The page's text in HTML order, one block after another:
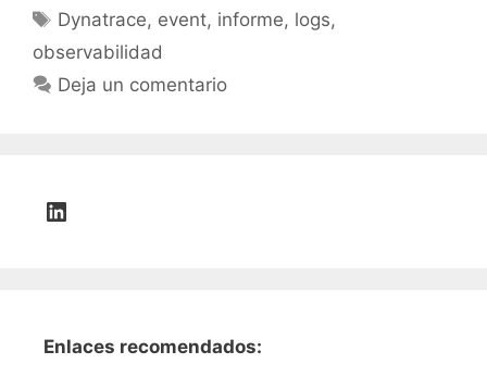
Etiquetas
Dynatrace, event, informe, logs,
observabilidad
Deja un comentario
LinkedIn
Enlaces recomendados: